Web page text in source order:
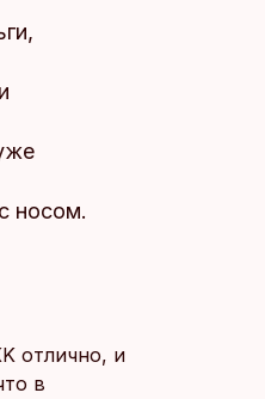
носом.
отлично, и
в